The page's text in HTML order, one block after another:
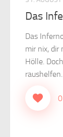
Das
Das
mir nix, dir
Hölle.
0